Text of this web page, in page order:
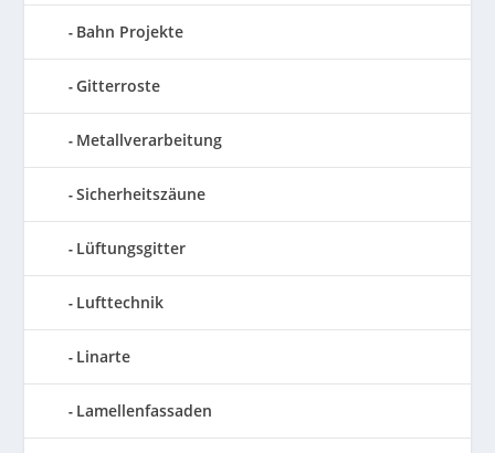
Bahn Projekte
Gitterroste
Metallverarbeitung
Sicherheitszäune
Lüftungsgitter
Lufttechnik
Linarte
Lamellenfassaden